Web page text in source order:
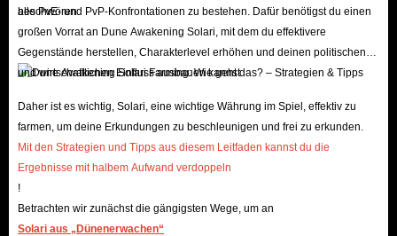
Rüstungen und Technologien verwendet werden.
Verbrauchsgüter: Verbrauchsgüter sind wichtige
Ausrüstungsgegenstände, die Spieler nutzen, um zu überleben, sich von
an die raue Umgebung von Arrakis anzupassen.
F: Wie tauscht man Gegenstände?
A: Im Spiel sind diese Dune Awakening-Materialien nicht nur der
Grundstein für dein Überleben und deine Entwicklung, sondern können
auch verkauft werden, um zusätzliches Solari zu erhalten und weitere
beschwören.
alle PvE- und PvP-Konfrontationen zu bestehen. Dafür benötigst du einen
großen Vorrat an Dune Awakening Solari, mit dem du effektivere
Gegenstände herstellen, Charakterlevel erhöhen und deinen politischen
und wirtschaftlichen Einfluss ausbauen kannst.
Daher ist es wichtig, Solari, eine wichtige Währung im Spiel, effektiv zu
farmen, um deine Erkundungen zu beschleunigen und frei zu erkunden.
Mit den Strategien und Tipps aus diesem Leitfaden kannst du die
Ergebnisse mit halbem Aufwand verdoppeln
!
Betrachten wir zunächst die gängigsten Wege, um an
Solari aus „Dünenerwachen“